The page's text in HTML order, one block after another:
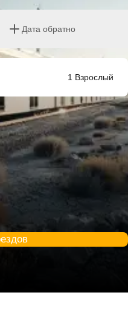
Дата обратно
1 Взрослый